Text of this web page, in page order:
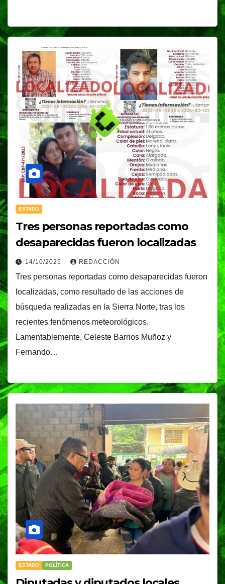
ESTADO
Tres personas reportadas como
desaparecidas fueron localizadas
14/10/2025 REDACCIÓN
Tres personas reportadas como desaparecidas fueron
localizadas, como resultado de las acciones de
búsqueda realizadas en la Sierra Norte, tras los
recientes fenómenos meteorológicos.
Lamentablemente, Celeste Barrios Muñoz y
Fernando…
ESTADO POLÍTICA